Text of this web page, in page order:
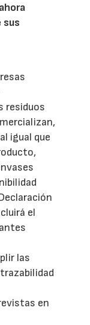
sus
residuos
igual que
el
las
en